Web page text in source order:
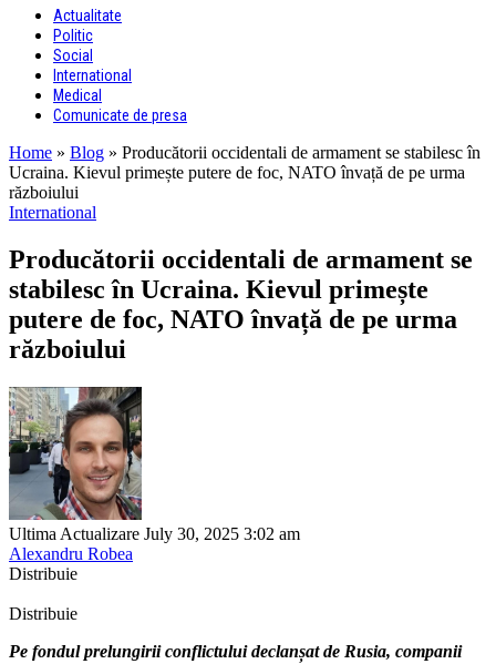
Actualitate
Politic
Social
International
Medical
Comunicate de presa
Home » Blog » Producătorii occidentali de armament se stabilesc în
Ucraina. Kievul primește putere de foc, NATO învață de pe urma
războiului
International
Producătorii occidentali de armament se
stabilesc în Ucraina. Kievul primește
putere de foc, NATO învață de pe urma
războiului
Ultima Actualizare July 30, 2025 3:02 am
Alexandru Robea
Distribuie
Distribuie
Pe fondul prelungirii conflictului declanșat de Rusia, companii